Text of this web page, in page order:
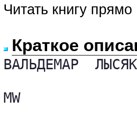
Читать книгу
Краткое
ВАЛЬДЕМАР  ЛЫСЯК
MW